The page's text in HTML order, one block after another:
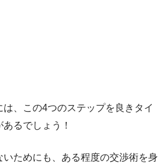
、
この4つのステップを良きタイ
あるでしょう！
いためにも、ある程度の交渉術を身